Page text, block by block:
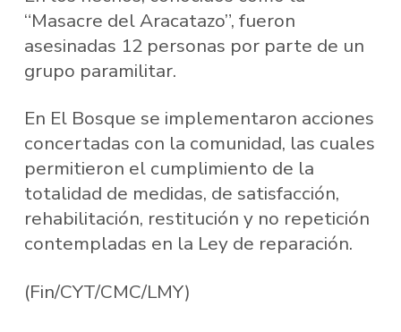
“Masacre del Aracatazo”, fueron
asesinadas 12 personas por parte de un
grupo paramilitar.
En El Bosque se implementaron acciones
concertadas con la comunidad, las cuales
permitieron el cumplimiento de la
totalidad de medidas, de satisfacción,
rehabilitación, restitución y no repetición
contempladas en la Ley de reparación.
(Fin/CYT/CMC/LMY)